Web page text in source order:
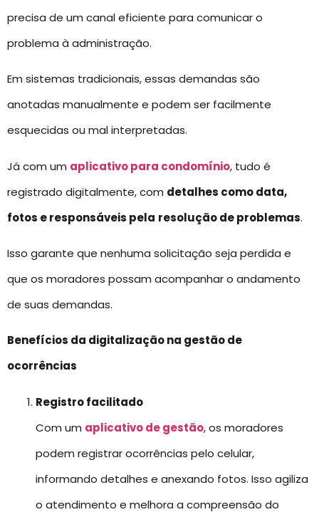
precisa de um canal eficiente para comunicar o
problema à administração.
Em sistemas tradicionais, essas demandas são
anotadas manualmente e podem ser facilmente
esquecidas ou mal interpretadas.
Já com um aplicativo para condomínio, tudo é
registrado digitalmente, com detalhes como data,
fotos e responsáveis pela resolução de problemas.
Isso garante que nenhuma solicitação seja perdida e
que os moradores possam acompanhar o andamento
de suas demandas.
Benefícios da digitalização na gestão de
ocorrências
Registro facilitado
Com um aplicativo de gestão, os moradores
podem registrar ocorrências pelo celular,
informando detalhes e anexando fotos. Isso agiliza
o atendimento e melhora a compreensão do